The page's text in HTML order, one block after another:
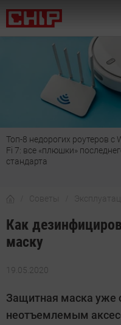
Топ-8 недорогих роутеров с
Fi 7: все «плюшки»
стандарта
Советы
Как
маску
19.05.2020
Автор:
Дмитриева
Защитная маска уже
неотъемлемым